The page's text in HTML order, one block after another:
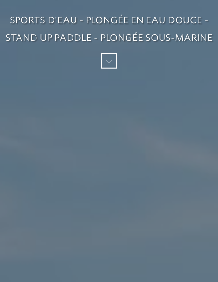
SPORTS D'EAU - PLONGÉE EN EAU DOUCE -
STAND UP PADDLE - PLONGÉE SOUS-MARINE